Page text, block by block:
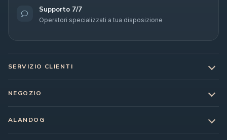
Supporto 7/7
Operatori specializzati a tua disposizione
SERVIZIO CLIENTI
NEGOZIO
ALANDOG